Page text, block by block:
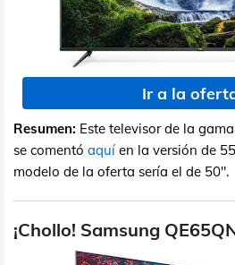
Ir a la
Resumen: Este televisor de la
se comentó aquí en la versión de
modelo de la oferta sería el de 50".
¡Chollo! Samsung